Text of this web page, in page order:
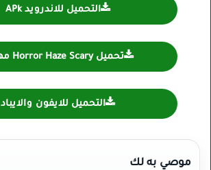
التحميل للاندرويد APk
تحميل Horror Haze Scary مهكرة
التحميل للايفون والايباد
موصي به لك